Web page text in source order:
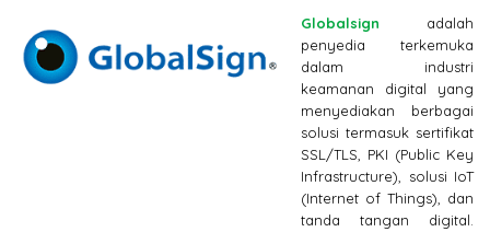
Globalsign adalah
penyedia terkemuka
dalam industri
keamanan digital yang
menyediakan berbagai
solusi termasuk sertifikat
SSL/TLS, PKI (Public Key
Infrastructure), solusi IoT
(Internet of Things), dan
tanda tangan digital.